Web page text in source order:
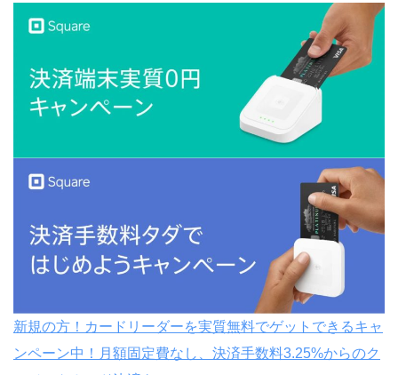
新規の方！カードリーダーを実質無料でゲットできるキャ
ンペーン中！月額固定費なし、決済手数料3.25%からのク